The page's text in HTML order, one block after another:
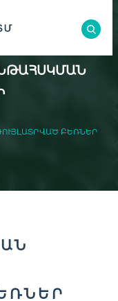
ԲԵՌՆԵՐ